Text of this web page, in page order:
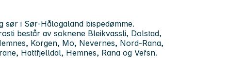
i Sør-Hålogaland bispedømme.
består av soknene Bleikvassli, Dolstad,
Korgen, Mo, Nevernes, Nord-Rana,
Hattfjelldal, Hemnes, Rana og Vefsn.